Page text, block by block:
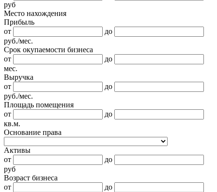
руб
Место нахождения
Прибыль
от
до
руб./мес.
Срок окупаемости бизнеса
от
до
мес.
Выручка
от
до
руб./мес.
Площадь помещения
от
до
кв.м.
Основание права
Активы
от
до
руб
Возраст бизнеса
от
до